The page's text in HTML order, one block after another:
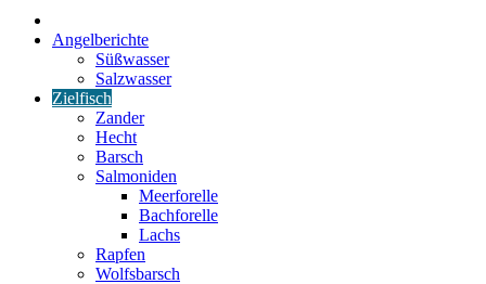
Angelberichte
Süßwasser
Salzwasser
Zielfisch
Zander
Hecht
Barsch
Salmoniden
Meerforelle
Bachforelle
Lachs
Rapfen
Wolfsbarsch